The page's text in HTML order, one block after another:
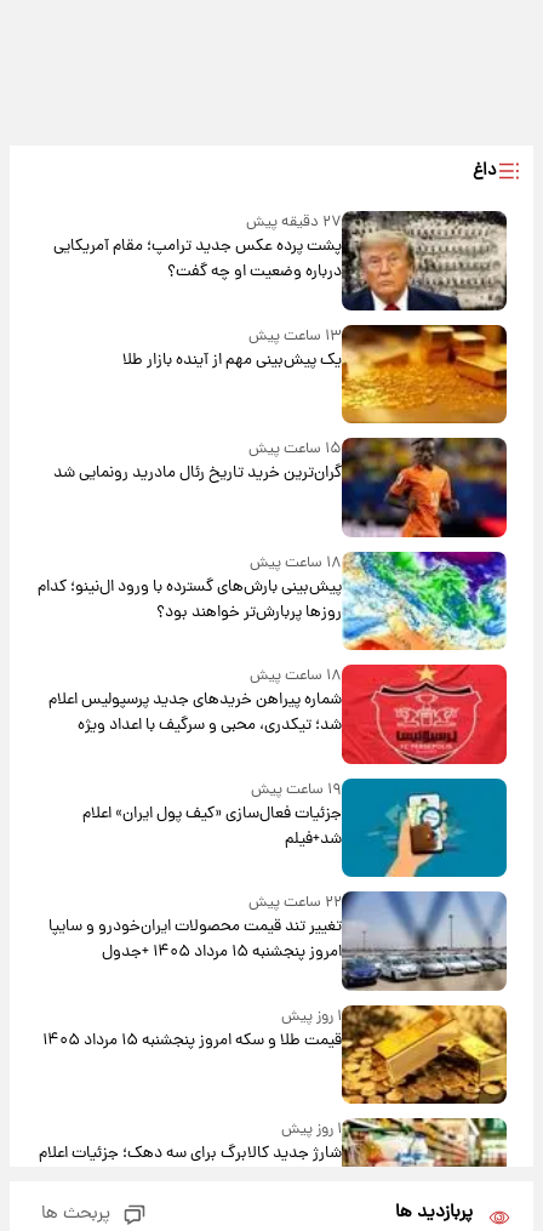
داغ
۲۷ دقیقه پیش
پشت پرده عکس جدید ترامپ؛ مقام آمریکایی
درباره وضعیت او چه گفت؟
۱۳ ساعت پیش
یک پیش‌بینی مهم از آینده بازار طلا
۱۵ ساعت پیش
گران‌ترین خرید تاریخ رئال مادرید رونمایی شد
۱۸ ساعت پیش
پیش‌بینی بارش‌های گسترده با ورود ال‌نینو؛ کدام
روزها پربارش‌تر خواهند بود؟
۱۸ ساعت پیش
شماره پیراهن خریدهای جدید پرسپولیس اعلام
شد؛ تیکدری، محبی و سرگیف با اعداد ویژه
۱۹ ساعت پیش
جزئیات فعال‌سازی «کیف پول ایران» اعلام
شد+فیلم
۲۲ ساعت پیش
تغییر تند قیمت محصولات ایران‌خودرو و سایپا
امروز پنجشنبه ۱۵ مرداد ۱۴۰۵ +جدول
۱ روز پیش
قیمت طلا و سکه امروز پنجشنبه ۱۵ مرداد ۱۴۰۵
۱ روز پیش
شارژ جدید کالابرگ برای سه دهک؛ جزئیات اعلام
پربازدید ها پربحث ها